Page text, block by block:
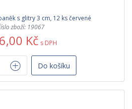
s glitry 3 cm, 12 ks červené
zboží: 19067
Kč s DPH
Do košíku